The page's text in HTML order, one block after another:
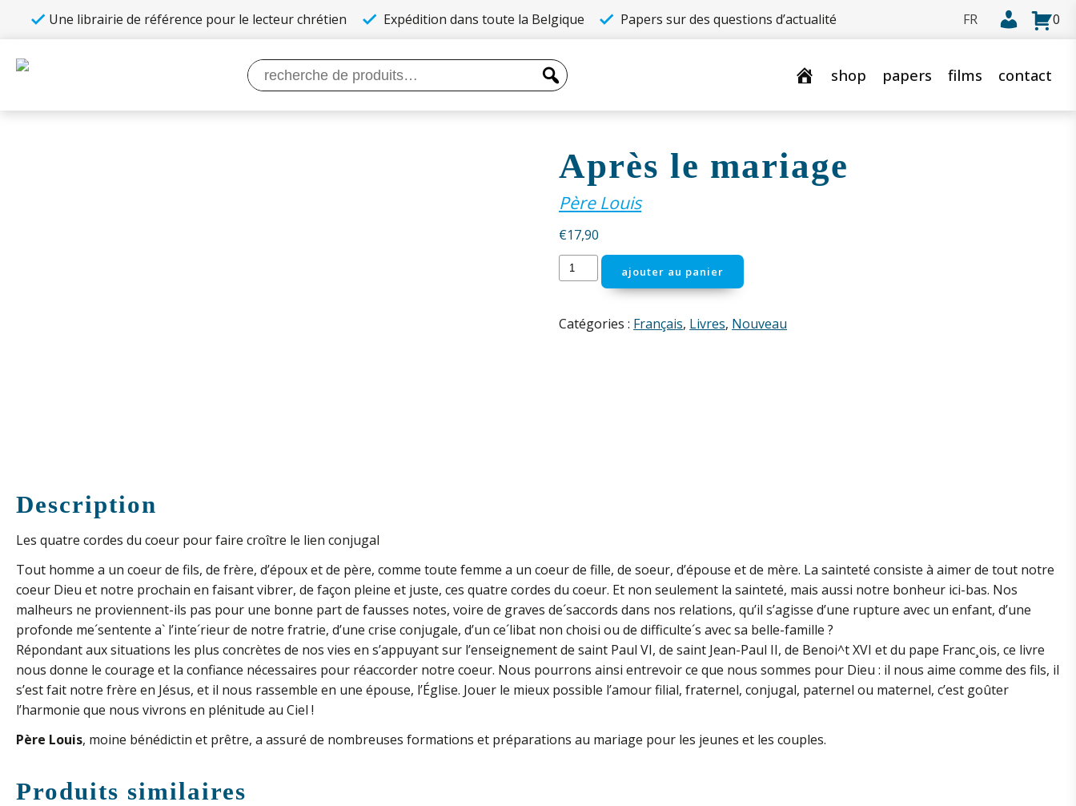
Une librairie de référence pour le lecteur chrétien Expédition dans toute la Belgique Papers sur des questions d’actualité 0
Recherche
pour :
shop papers films contact
Après le mariage
Père Louis
€17,90
quantité
de
le
ajouter au panier
Catégories : Français, Livres, Nouveau
Description
Les quatre cordes du coeur pour faire croître le lien conjugal
Tout homme a un coeur de fils, de frère, d’époux et de père, comme toute femme a un coeur de fille, de soeur, d’épouse et de mère. La sainteté consiste à aimer de tout notre
coeur Dieu et notre prochain en faisant vibrer, de façon pleine et juste, ces quatre cordes du coeur. Et non seulement la sainteté, mais aussi notre bonheur ici-bas. Nos
malheurs ne proviennent-ils pas pour une bonne part de fausses notes, voire de graves de´saccords dans nos relations, qu’il s’agisse d’une rupture avec un enfant, d’une
profonde me´sentente a` l’inte´rieur de notre fratrie, d’une crise conjugale, d’un ce´libat non choisi ou de difficulte´s avec sa belle-famille ?
Répondant aux situations les plus concrètes de nos vies en s’appuyant sur l’enseignement de saint Paul VI, de saint Jean-Paul II, de Benoi^t XVI et du pape Franc¸ois, ce livre
nous donne le courage et la confiance nécessaires pour réaccorder notre coeur. Nous pourrons ainsi entrevoir ce que nous sommes pour Dieu : il nous aime comme des fils, il
s’est fait notre frère en Jésus, et il nous rassemble en une épouse, l’Église. Jouer le mieux possible l’amour filial, fraternel, conjugal, paternel ou maternel, c’est goûter
l’harmonie que nous vivrons en plénitude au Ciel !
Père Louis, moine bénédictin et prêtre, a assuré de nombreuses formations et préparations au mariage pour les jeunes et les couples.
Produits similaires